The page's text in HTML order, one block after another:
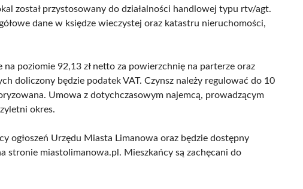
został przystosowany do działalności handlowej typu rtv/agt.
dane w księdze wieczystej oraz katastru nieruchomości,
poziomie 92,13 zł netto za powierzchnię na parterze oraz
doliczony będzie podatek VAT. Czynsz należy regulować do 10
Umowa z dotychczasowym najemcą, prowadzącym
okres.
ogłoszeń Urzędu Miasta Limanowa oraz będzie dostępny
stronie miastolimanowa.pl. Mieszkańcy są zachęcani do